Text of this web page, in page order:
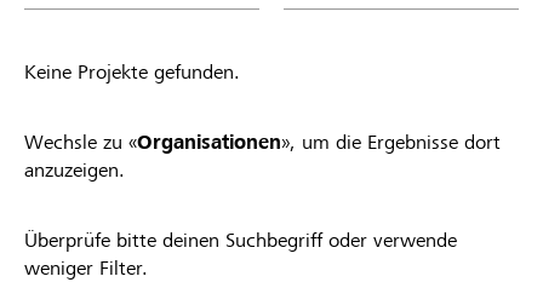
Keine Projekte gefunden.
Wechsle zu «Organisationen», um die Ergebnisse dort
anzuzeigen.
Überprüfe bitte deinen Suchbegriff oder verwende
weniger Filter.